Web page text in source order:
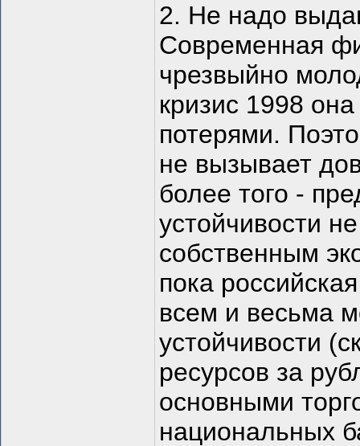
2. Не надо
Современная
чрезвыйно
кризис 1998
потерями.
не вызывает
более того -
устойчивости
собственным
пока
всем и весьма
устойчивости
ресурсов за
основными
национальных